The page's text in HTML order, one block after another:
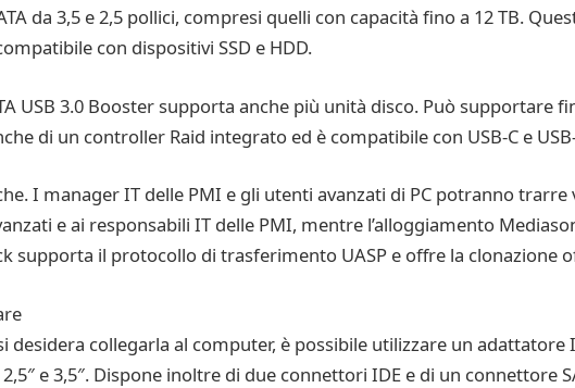
da 3,5 e 2,5 pollici, compresi quelli con capacità fino a 12 TB.
con dispositivi SSD e HDD.
USB 3.0 Booster supporta anche più unità disco. Può supportare
di un controller Raid integrato ed è compatibile con USB-C e
I manager IT delle PMI e gli utenti avanzati di PC potranno
e ai responsabili IT delle PMI, mentre l’alloggiamento
supporta il protocollo di trasferimento UASP e offre la clonazione
desidera collegarla al computer, è possibile utilizzare un adattatore
e 3,5″. Dispone inoltre di due connettori IDE e di un connettore